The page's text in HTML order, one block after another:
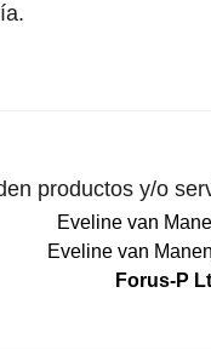
productos y/o
Eveline van Manen
Forus-P